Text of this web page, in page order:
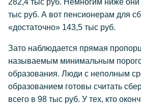
282,4 тыс руб. Немногим ниже
тыс руб. А вот пенсионерам для
«достаточно» 143,5 тыс руб.
Зато наблюдается прямая
называемым минимальным
образования. Люди с неполным
образованием готовы считать
всего в 98 тыс руб. У тех, кто